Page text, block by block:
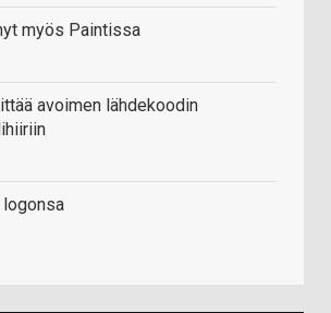
myös Paintissa
avoimen lähdekoodin